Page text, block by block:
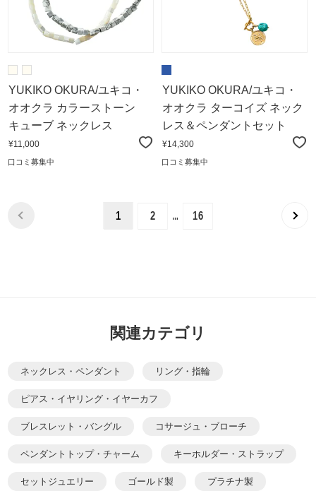
YUKIKO OKURA/ユキコ・
オオクラ カラーストーン
キューブ ネックレス
¥11,000
口コミ募集中
YUKIKO OKURA/ユキコ・
オオクラ ターコイズ ネック
レス＆ペンダントセット
¥14,300
口コミ募集中
1 2 … 16
関連カテゴリ
ネックレス・ペンダント リング・指輪
ピアス・イヤリング・イヤーカフ
ブレスレット・バングル コサージュ・ブローチ
ペンダントトップ・チャーム キーホルダー・ストラップ
セットジュエリー ゴールド製 プラチナ製